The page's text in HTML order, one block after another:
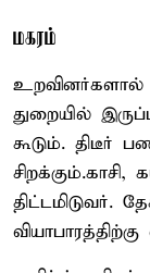
மகரம்
துறையில்
கூடும்.
திட்டமிடுவர்.